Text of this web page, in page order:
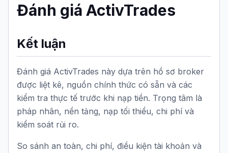
Đánh giá ActivTrades
Kết luận
Đánh giá ActivTrades này dựa trên hồ sơ broker
được liệt kê, nguồn chính thức có sẵn và các
kiểm tra thực tế trước khi nạp tiền. Trọng tâm là
pháp nhân, nền tảng, nạp tối thiểu, chi phí và
kiểm soát rủi ro.
So sánh an toàn, chi phí, điều kiện tài khoản và